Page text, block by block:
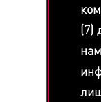
(7)